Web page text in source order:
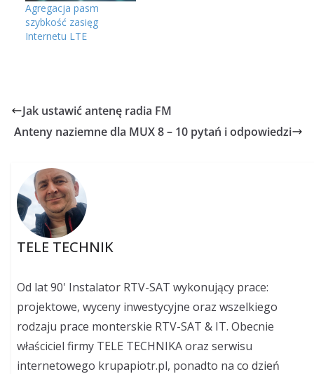
Agregacja pasm
szybkość zasięg
Internetu LTE
Jak ustawić antenę radia FM
Anteny naziemne dla MUX 8 – 10 pytań i odpowiedzi
TELE TECHNIK
Od lat 90' Instalator RTV-SAT wykonujący prace:
projektowe, wyceny inwestycyjne oraz wszelkiego
rodzaju prace monterskie RTV-SAT & IT. Obecnie
właściciel firmy TELE TECHNIKA oraz serwisu
internetowego krupapiotr.pl, ponadto na co dzień